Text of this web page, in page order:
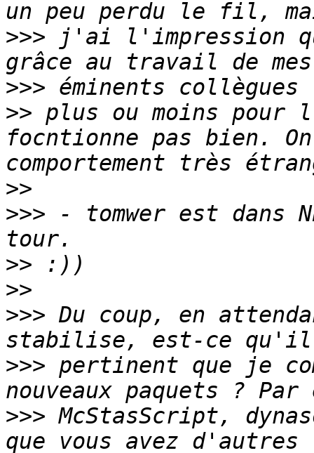
>>> j'ai l'impression
>>>
>> plus ou moins pour
focntionne pas bien.
>>
>>> - tomwer est dans
>>
>>
>>> Du coup, en
>>> pertinent que je
>>> McStasScript,